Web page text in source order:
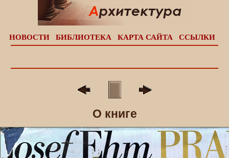
НОВОСТИ БИБЛИОТЕКА КАРТА САЙТА ССЫЛКИ
О книге